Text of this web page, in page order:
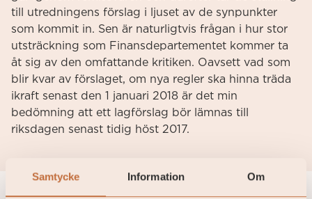
Samtycke Information Om
till utredningens förslag i ljuset av de synpunkter
som kommit in. Sen är naturligtvis frågan i hur stor
utsträckning som Finansdepartementet kommer ta
åt sig av den omfattande kritiken. Oavsett vad som
blir kvar av förslaget, om nya regler ska hinna träda
ikraft senast den 1 januari 2018 är det min
bedömning att ett lagförslag bör lämnas till
riksdagen senast tidig höst 2017.